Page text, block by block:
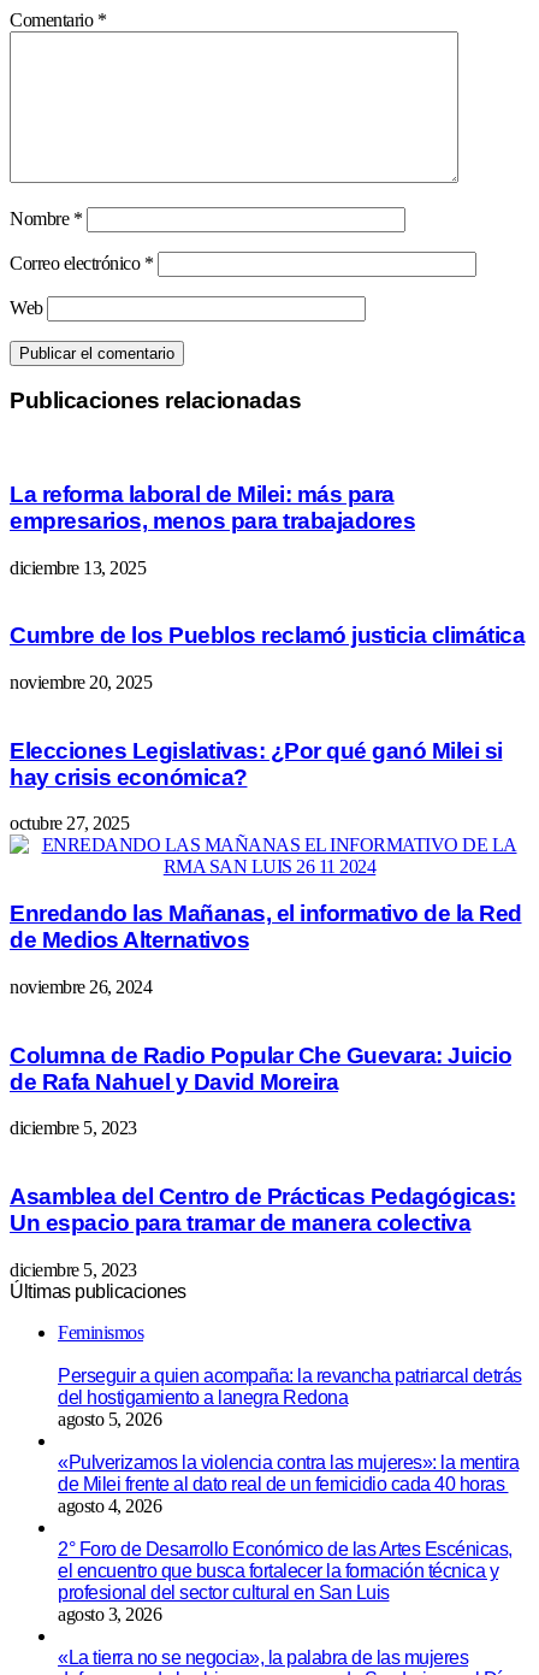
Comentario *
Nombre *
Correo electrónico *
Web
Publicaciones relacionadas
La reforma laboral de Milei: más para
empresarios, menos para trabajadores
diciembre 13, 2025
Cumbre de los Pueblos reclamó justicia climática
noviembre 20, 2025
Elecciones Legislativas: ¿Por qué ganó Milei si
hay crisis económica?
octubre 27, 2025
Enredando las Mañanas, el informativo de la Red
de Medios Alternativos
noviembre 26, 2024
Columna de Radio Popular Che Guevara: Juicio
de Rafa Nahuel y David Moreira
diciembre 5, 2023
Asamblea del Centro de Prácticas Pedagógicas:
Un espacio para tramar de manera colectiva
diciembre 5, 2023
Últimas publicaciones
Feminismos
Perseguir a quien acompaña: la revancha patriarcal detrás
del hostigamiento a lanegra Redona
agosto 5, 2026
«Pulverizamos la violencia contra las mujeres»: la mentira
de Milei frente al dato real de un femicidio cada 40 horas
agosto 4, 2026
2° Foro de Desarrollo Económico de las Artes Escénicas,
el encuentro que busca fortalecer la formación técnica y
profesional del sector cultural en San Luis
agosto 3, 2026
«La tierra no se negocia», la palabra de las mujeres